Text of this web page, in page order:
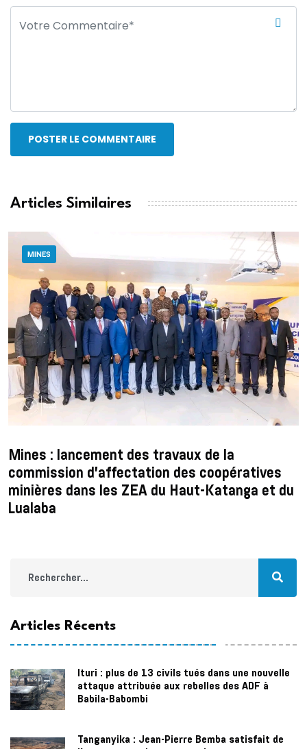
POSTER LE COMMENTAIRE
Articles Similaires
MINES
Mines : lancement des travaux de la
commission d’affectation des coopératives
minières dans les ZEA du Haut-Katanga et du
Lualaba
Articles Récents
Ituri : plus de 13 civils tués dans une nouvelle
attaque attribuée aux rebelles des ADF à
Babila-Babombi
Tanganyika : Jean-Pierre Bemba satisfait de